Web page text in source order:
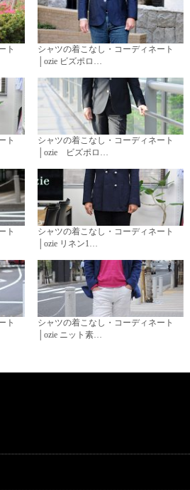
ト
シャツの着こなし・コーディネート
│ozie ビズポロ…
ト
シャツの着こなし・コーディネート
│ozie ビズポロ…
ト
シャツの着こなし・コーディネート
│ozie リネン1…
ト
シャツの着こなし・コーディネート
│ozie ニット素…